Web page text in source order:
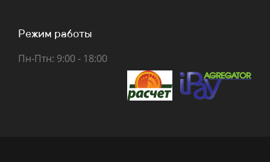
Режим работы
Пн-Птн: 9:00 - 18:00